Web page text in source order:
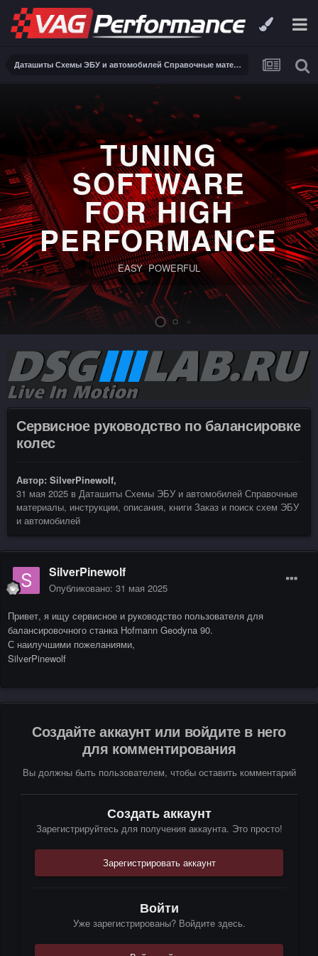
Даташиты Схемы ЭБУ и автомобилей Справочные материалы, инструкции, описания, книги Заказ и поиск схем ЭБУ и автомобилей
TUNING
SOFTWARE
FOR HIGH
PERFORMANCE
EASY POWERFUL
Сервисное руководство по балансировке
колес
Автор: SilverPinewolf,
31 мая 2025 в Даташиты Схемы ЭБУ и автомобилей Справочные
материалы, инструкции, описания, книги Заказ и поиск схем ЭБУ
и автомобилей
SilverPinewolf
Опубликовано: 31 мая 2025
Привет, я ищу сервисное и руководство пользователя для
балансировочного станка Hofmann Geodyna 90.
С наилучшими пожеланиями,
SilverPinewolf
Создайте аккаунт или войдите в него
для комментирования
Вы должны быть пользователем, чтобы оставить комментарий
Создать аккаунт
Зарегистрируйтесь для получения аккаунта. Это просто!
Зарегистрировать аккаунт
Войти
Уже зарегистрированы? Войдите здесь.